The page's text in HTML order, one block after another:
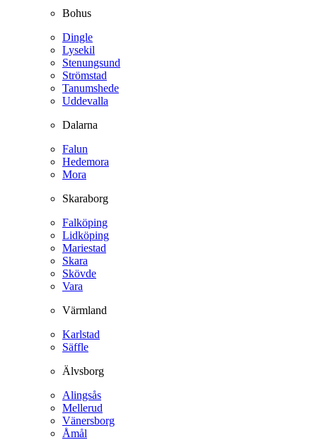
Bohus
Dingle
Lysekil
Stenungsund
Strömstad
Tanumshede
Uddevalla
Dalarna
Falun
Hedemora
Mora
Skaraborg
Falköping
Lidköping
Mariestad
Skara
Skövde
Vara
Värmland
Karlstad
Säffle
Älvsborg
Alingsås
Mellerud
Vänersborg
Åmål